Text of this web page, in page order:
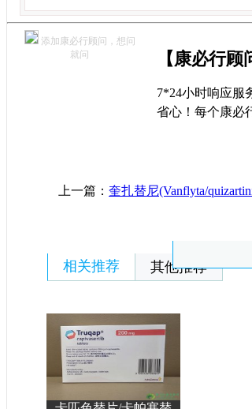
添加康必行顾问，想问
就问
【康必行顾
7*24小时响应服
省心！每个康必
上一篇： 奎扎替尼(Vanflyta/quizartinib)作为单药维持治疗在FLT3-ITD阳
相关推荐 其他推荐